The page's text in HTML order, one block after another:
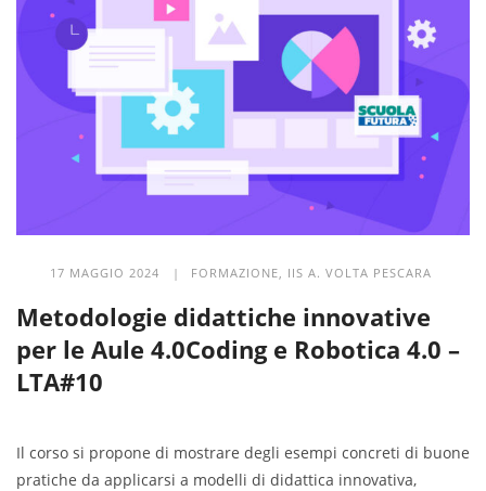
17 MAGGIO 2024 | FORMAZIONE IIS A. VOLTA PESCARA
Metodologie didattiche innovative
per le Aule 4.0Coding e Robotica 4.0 –
LTA#10
Il corso si propone di mostrare degli esempi concreti di buone
pratiche da applicarsi a modelli di didattica innovativa,